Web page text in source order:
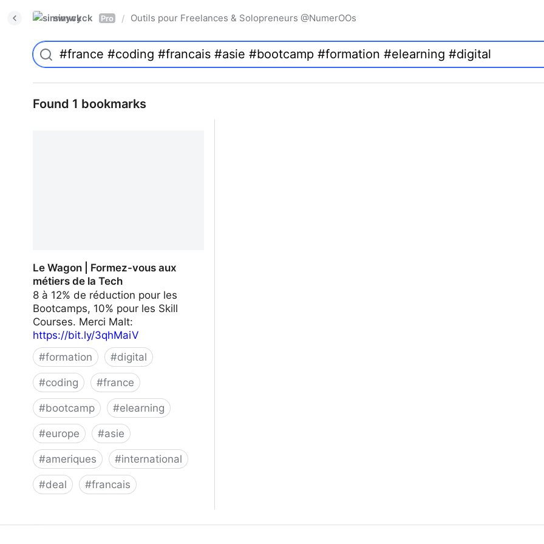
simwyck Pro / Outils pour Freelances & Solopreneurs @NumerOOs
Found 1 bookmarks
Le Wagon | Formez-vous aux
métiers de la Tech
8 à 12% de réduction pour les
Bootcamps, 10% pour les Skill
Courses. Merci Malt:
https://bit.ly/3qhMaiV
#formation #digital
#coding #france
#bootcamp #elearning
#europe #asie
#ameriques #international
#deal #francais